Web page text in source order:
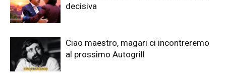
decisiva
Ciao maestro, magari ci incontreremo
al prossimo Autogrill